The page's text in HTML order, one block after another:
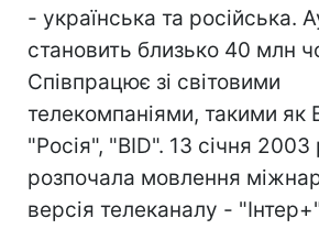
- українська та російська.
становить близько 40 млн
Співпрацює зі світовими
телекомпаніями, такими як
"Росія", "ВІD". 13 січня 2003
розпочала мовлення
версія телеканалу -